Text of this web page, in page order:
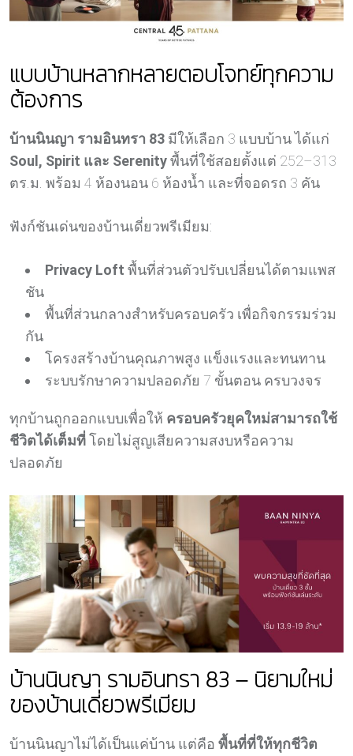
แบบบ้านหลากหลายตอบโจทย์ทุกความ
ต้องการ
บ้านนินญา รามอินทรา 83 มีให้เลือก 3 แบบบ้าน ได้แก่
Soul, Spirit และ Serenityพื้นที่ใช้สอยตั้งแต่ 252–313
ตร.ม. พร้อม 4 ห้องนอน 6 ห้องน้ำ และที่จอดรถ 3 คัน
ฟังก์ชันเด่นของบ้านเดี่ยวพรีเมียม:
Privacy Loft พื้นที่ส่วนตัวปรับเปลี่ยนได้ตามแพส
ชัน
พื้นที่ส่วนกลางสำหรับครอบครัว เพื่อกิจกรรมร่วม
กัน
โครงสร้างบ้านคุณภาพสูง แข็งแรงและทนทาน
ระบบรักษาความปลอดภัย 7 ขั้นตอน ครบวงจร
ทุกบ้านถูกออกแบบเพื่อให้ ครอบครัวยุคใหม่สามารถใช้
ชีวิตได้เต็มที่โดยไม่สูญเสียความสงบหรือความ
ปลอดภัย
บ้านนินญา รามอินทรา 83 – นิยามใหม่
ของบ้านเดี่ยวพรีเมียม
บ้านนินญาไม่ได้เป็นแค่บ้าน แต่คือ พื้นที่ที่ให้ทุกชีวิต